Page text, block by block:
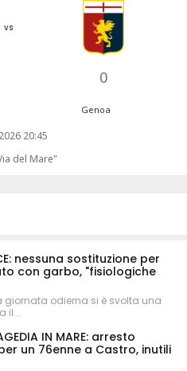
vs
0
Genoa
20:45
del Mare"
nessuna sostituzione per
con garbo, "fisiologiche
giornata odierna si è svolta una
il...
IN MARE: arresto
un 76enne a Castro, inutili